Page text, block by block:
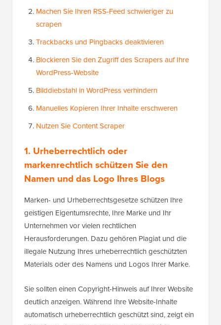
Machen Sie Ihren RSS-Feed schwieriger zu
scrapen
Trackbacks und Pingbacks deaktivieren
Blockieren Sie den Zugriff des Scrapers auf Ihre
WordPress-Website
Bilddiebstahl in WordPress verhindern
Manuelles Kopieren Ihrer Inhalte erschweren
Nutzen Sie Content Scraper
1. Urheberrechtlich oder
markenrechtlich schützen Sie den
Namen und das Logo Ihres Blogs
Marken- und Urheberrechtsgesetze schützen Ihre
geistigen Eigentumsrechte, Ihre Marke und Ihr
Unternehmen vor vielen rechtlichen
Herausforderungen. Dazu gehören Plagiat und die
illegale Nutzung Ihres urheberrechtlich geschützten
Materials oder des Namens und Logos Ihrer Marke.
Sie sollten einen Copyright-Hinweis auf Ihrer Website
deutlich anzeigen. Während Ihre Website-Inhalte
automatisch urheberrechtlich geschützt sind, zeigt ein